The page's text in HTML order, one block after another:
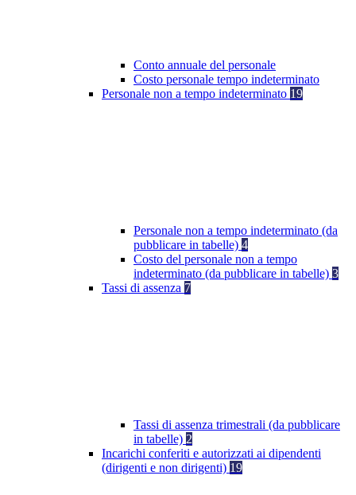
Conto annuale del personale
Costo personale tempo indeterminato
Personale non a tempo indeterminato 19
Personale non a tempo indeterminato (da
pubblicare in tabelle) 4
Costo del personale non a tempo
indeterminato (da pubblicare in tabelle) 3
Tassi di assenza 7
Tassi di assenza trimestrali (da pubblicare
in tabelle) 2
Incarichi conferiti e autorizzati ai dipendenti
(dirigenti e non dirigenti) 19